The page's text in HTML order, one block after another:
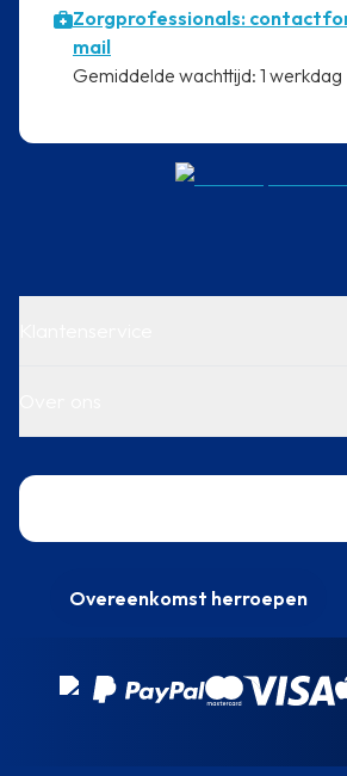
Zorgprofessionals:
mail
⁠Gemiddelde wachttijd: 1 werkdag
Overeenkomst herroepen